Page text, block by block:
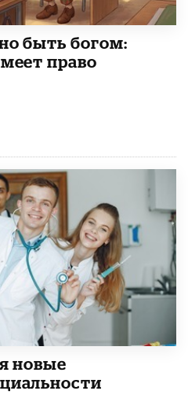
быть богом:
право
новые